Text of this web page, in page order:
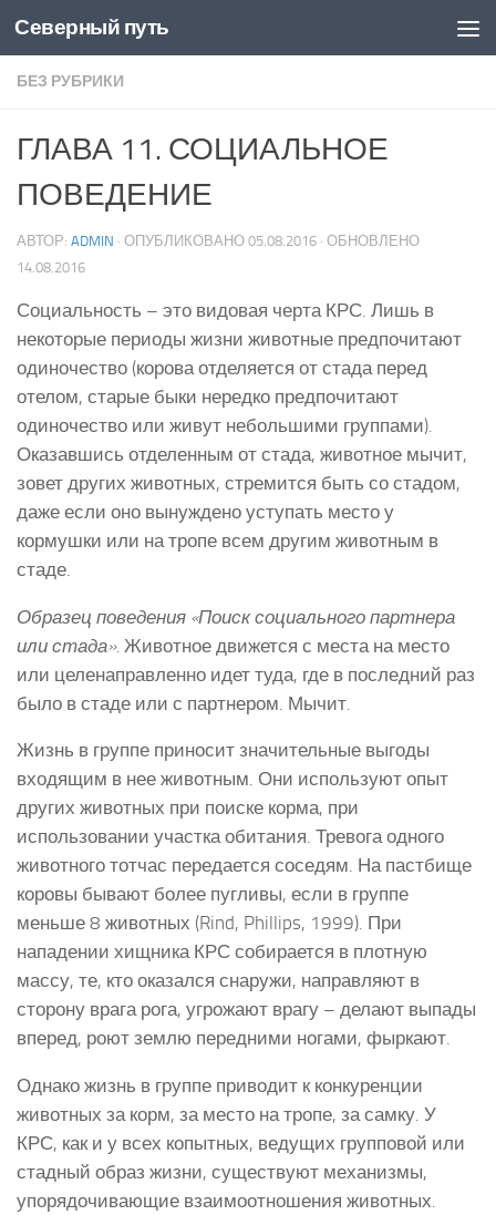
Skip to content
Северный путь
БЕЗ РУБРИКИ
ГЛАВА 11. СОЦИАЛЬНОЕ
ПОВЕДЕНИЕ
АВТОР: ADMIN · ОПУБЛИКОВАНО 05.08.2016 · ОБНОВЛЕНО
14.08.2016
Социальность – это видовая черта КРС. Лишь в
некоторые периоды жизни животные предпочитают
одиночество (корова отделяется от стада перед
отелом, старые быки нередко предпочитают
одиночество или живут небольшими группами).
Оказавшись отделенным от стада, животное мычит,
зовет других животных, стремится быть со стадом,
даже если оно вынуждено уступать место у
кормушки или на тропе всем другим животным в
стаде.
Образец поведения «Поиск социального партнера
или стада». Животное движется с места на место
или целенаправленно идет туда, где в последний раз
было в стаде или с партнером. Мычит.
Жизнь в группе приносит значительные выгоды
входящим в нее животным. Они используют опыт
других животных при поиске корма, при
использовании участка обитания. Тревога одного
животного тотчас передается соседям. На пастбище
коровы бывают более пугливы, если в группе
меньше 8 животных (Rind, Phillips, 1999). При
нападении хищника КРС собирается в плотную
массу, те, кто оказался снаружи, направляют в
сторону врага рога, угрожают врагу – делают выпады
вперед, роют землю передними ногами, фыркают.
Однако жизнь в группе приводит к конкуренции
животных за корм, за место на тропе, за самку. У
КРС, как и у всех копытных, ведущих групповой или
стадный образ жизни, существуют механизмы,
упорядочивающие взаимоотношения животных.